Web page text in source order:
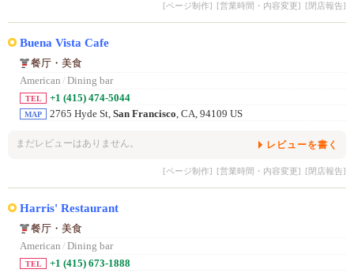
[ページ制作] [営業時間・内容変更] [閉店報告]
Buena Vista Cafe
餐厅・美食
American / Dining bar
TEL +1 (415) 474-5044
MAP 2765 Hyde St, San Francisco, CA, 94109 US
まだレビューはありません。 レビューを書く
[ページ制作] [営業時間・内容変更] [閉店報告]
Harris' Restaurant
餐厅・美食
American / Dining bar
TEL +1 (415) 673-1888